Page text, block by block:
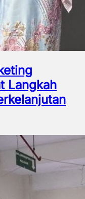
Langkah